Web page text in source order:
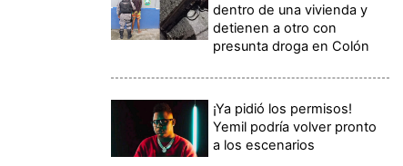
dentro de una vivienda y
detienen a otro con
presunta droga en Colón
¡Ya pidió los permisos!
Yemil podría volver pronto
a los escenarios